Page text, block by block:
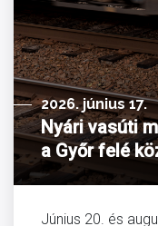
2026. június 17.
Nyári vasúti
a Győr felé
Június 20. és